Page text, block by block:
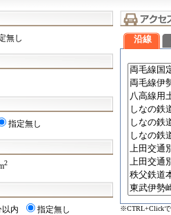
無し
指定無し
2
以内 指定無し
沿線
※CTRL+Clickで